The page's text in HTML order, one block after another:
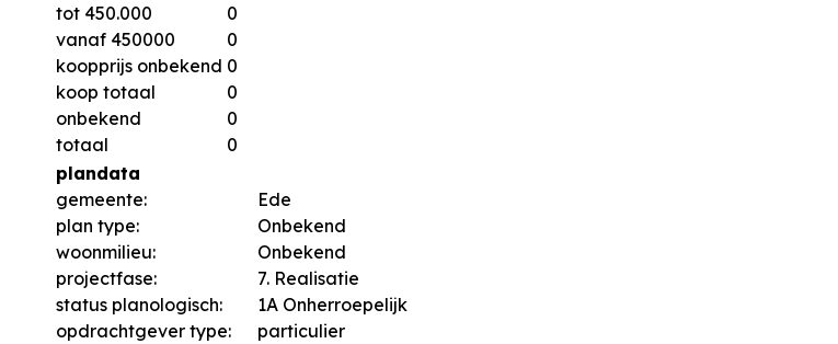
tot 450.000
0
vanaf 450000
0
koopprijs onbekend 0
koop totaal
0
onbekend
0
totaal
0
plandata
gemeente:
Ede
plan type:
Onbekend
woonmilieu:
Onbekend
projectfase:
7. Realisatie
status planologisch:
1A Onherroepelijk
opdrachtgever type:
particulier